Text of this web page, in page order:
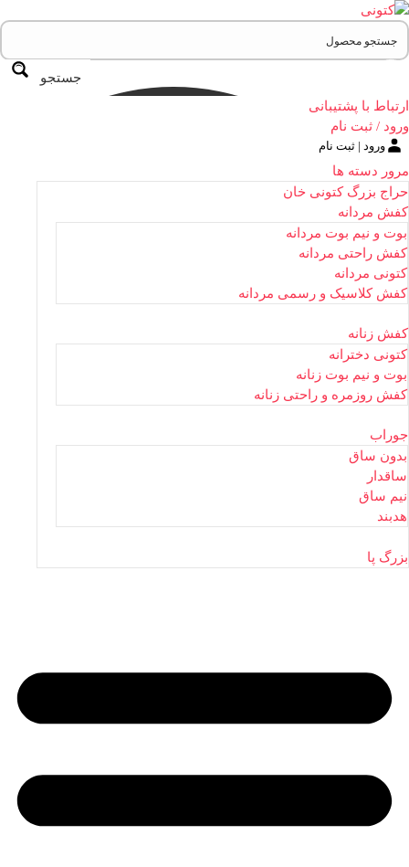
جستجو
ارتباط با پشتیبانی
ورود / ثبت نام
ورود | ثبت نام
مرور دسته ها
حراج بزرگ کتونی خان
کفش مردانه
بوت و نیم بوت مردانه
کفش راحتی مردانه
کتونی مردانه
کفش کلاسیک و رسمی مردانه
کفش زنانه
کتونی دخترانه
بوت و نیم بوت زنانه
کفش روزمره و راحتی زنانه
جوراب
بدون ساق
ساقدار
نیم ساق
هدبند
بزرگ پا